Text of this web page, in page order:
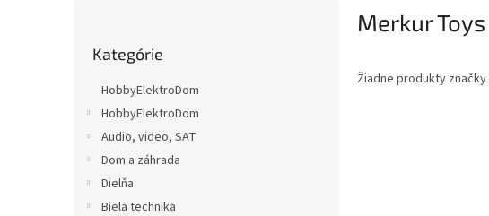
kategórie
Kategórie
HobbyElektroDom
HobbyElektroDom
Audio, video, SAT
Dom a záhrada
Dielňa
Biela technika
Merkur Toys
Žiadne produkty značky